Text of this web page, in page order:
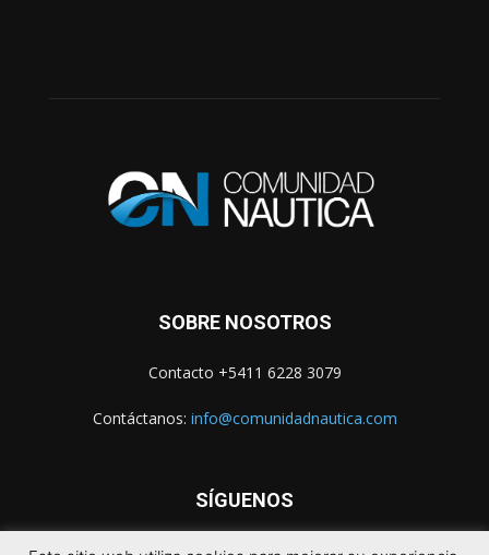
SOBRE NOSOTROS
Contacto +5411 6228 3079
Contáctanos: info@comunidadnautica.com
SÍGUENOS